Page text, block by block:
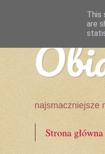
najsmaczniejsze
Strona główna
This
are